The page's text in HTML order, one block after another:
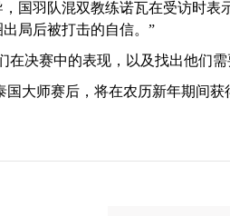
国羽队混双教练诺瓦在受访时表
局后被打击的自信。”
在决赛中的表现，以及找出他们
国大师赛后，将在农历新年期间